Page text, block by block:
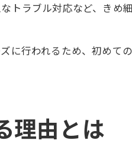
トラブル対応など、きめ
に行われるため、初めて
理由とは